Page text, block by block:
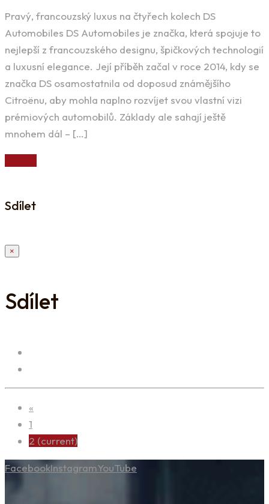
Pravý, francouzský luxus na čtyřech kolech DS
Automobiles DS Automobiles je značka, která spojuje to
nejlepší z francouzského designu, špičkových technologií
a luxusní elegance. Její příběh začal v roce 2014, kdy se
značka DS osamostatnila od doposud známějšího
Citroënu, aby mohla naplno rozvíjet svou vlastní vizi
prémiových automobilů. Základy ale sahají ještě
mnohem dál – […]
Sdílet
×
Sdílet
«
1
2 (current)
FacebookInstagramYouTube